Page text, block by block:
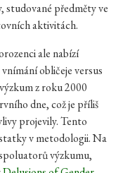
studované předměty ve
aktivitách.
ale nabízí
obličeje versus
z roku 2000
dne, což je příliš
projevily. Tento
v metodologii. Na
výzkumu,